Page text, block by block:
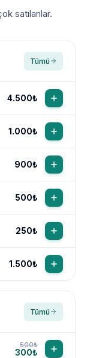
satılanlar.
Tümü
4.500₺
1.000₺
900₺
500₺
250₺
1.500₺
Tümü
500₺
300₺